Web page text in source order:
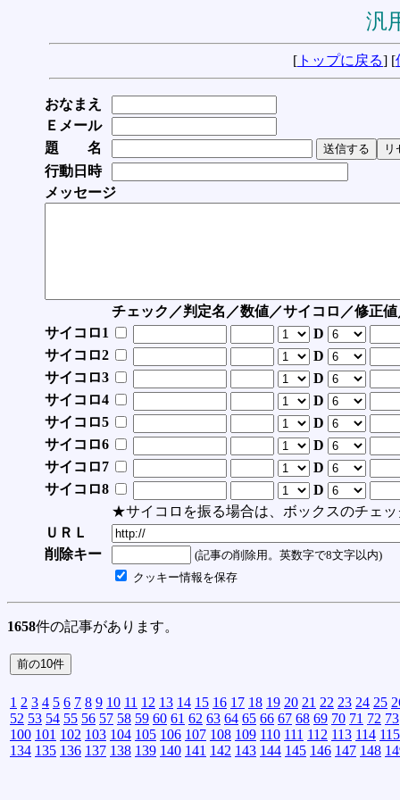
汎
[ トップに戻る] [
おなまえ
Ｅメール
題 名
行動日時
メッセージ
チェック／判定名／数値／サイコロ／修正
サイコロ1
D
サイコロ2
D
サイコロ3
D
サイコロ4
D
サイコロ5
D
サイコロ6
D
サイコロ7
D
サイコロ8
D
★サイコロを振る場合は、ボックスのチェッ
ＵＲＬ
削除キー
(記事の削除用。英数字で8文字以内)
クッキー情報を保存
1658件の記事があります。
1 2 3 4 5 6 7 8 9 10 11 12 13 14 15 16 17 18 19 20 21 22 23 24 25
52 53 54 55 56 57 58 59 60 61 62 63 64 65 66 67 68 69 70 71 72 73
100 101 102 103 104 105 106 107 108 109 110 111 112 113 114 115
134 135 136 137 138 139 140 141 142 143 144 145 146 147 148